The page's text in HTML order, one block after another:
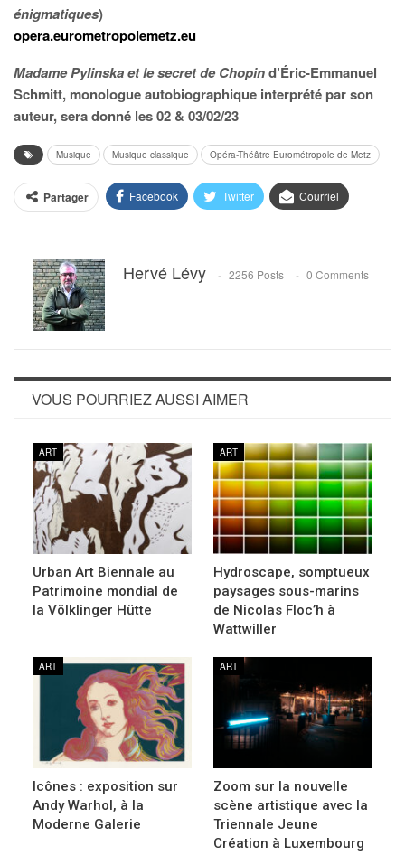
énigmatiques)
opera.eurometropolemetz.eu
Madame Pylinska et le secret de Chopind’Éric-Emmanuel
Schmitt, monologue autobiographique interprété par son
auteur, sera donné les 02 & 03/02/23
Musique Musique classique Opéra-Théâtre Eurométropole de Metz
Partager Facebook Twitter Courriel
Hervé Lévy 2256 Posts 0 Comments
VOUS POURRIEZ AUSSI AIMER
ART
Urban Art Biennale au
Patrimoine mondial de
la Völklinger Hütte
ART
Hydroscape, somptueux
paysages sous-marins
de Nicolas Floc’h à
Wattwiller
ART
Icônes : exposition sur
Andy Warhol, à la
Moderne Galerie
ART
Zoom sur la nouvelle
scène artistique avec la
Triennale Jeune
Création à Luxembourg